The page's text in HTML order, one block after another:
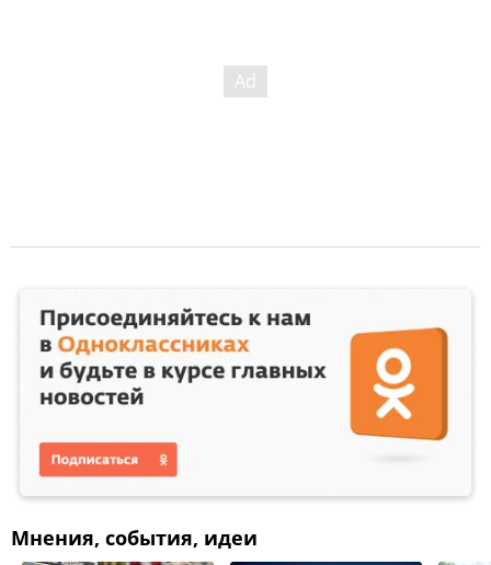
Мнения, события, идеи